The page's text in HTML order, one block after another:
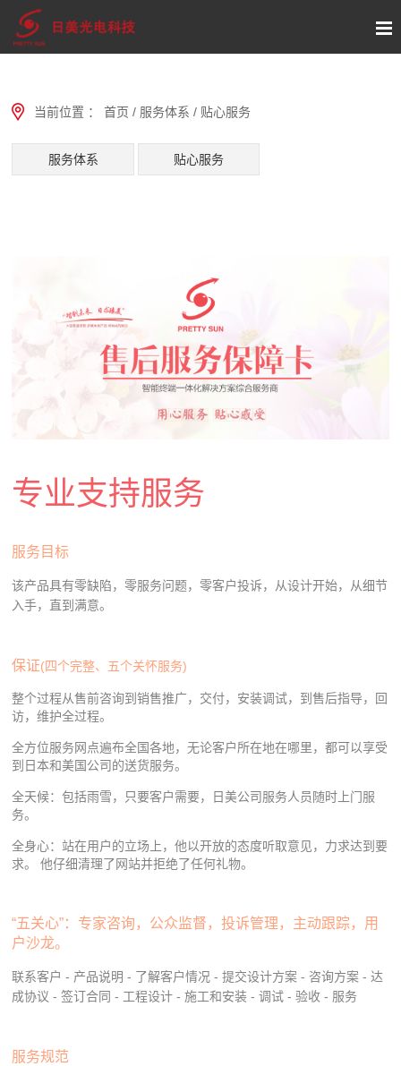
当前位置 ：首页 / 服务体系 / 贴心服务
服务体系 贴心服务
专业支持服务
服务目标
该产品具有零缺陷，零服务问题，零客户投诉，从设计开始，从细节
入手，直到满意。
保证(四个完整、五个关怀服务)
整个过程从售前咨询到销售推广，交付，安装调试，到售后指导，回
访，维护全过程。
全方位服务网点遍布全国各地，无论客户所在地在哪里，都可以享受
到日本和美国公司的送货服务。
全天候：包括雨雪，只要客户需要，日美公司服务人员随时上门服
务。
全身心：站在用户的立场上，他以开放的态度听取意见，力求达到要
求。 他仔细清理了网站并拒绝了任何礼物。
“五关心”：专家咨询，公众监督，投诉管理，主动跟踪，用
户沙龙。
联系客户 - 产品说明 - 了解客户情况 - 提交设计方案 - 咨询方案 - 达
成协议 - 签订合同 - 工程设计 - 施工和安装 - 调试 - 验收 - 服务
服务规范